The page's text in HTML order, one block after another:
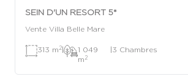
SEIN D'UN RESORT 5*
Vente Villa Belle Mare
313 m 2|
1 049
m 2
|3 Chambres